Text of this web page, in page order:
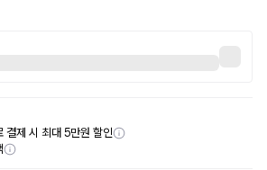
결제 시 최대 5만원 할인